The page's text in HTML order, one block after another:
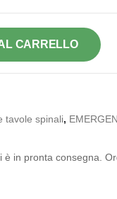
CARRELLO
tavole spinali,
è in pronta consegna.